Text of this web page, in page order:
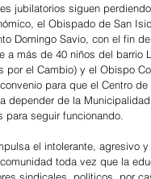
jubilatorios siguen
el Obispado de San
Domingo Savio, con el fin
a más de 40 niños del barrio
por el Cambio) y el Obispo
para que el Centro
depender de la
para seguir funcionando.
el intolerante, agresivo
toda vez que la